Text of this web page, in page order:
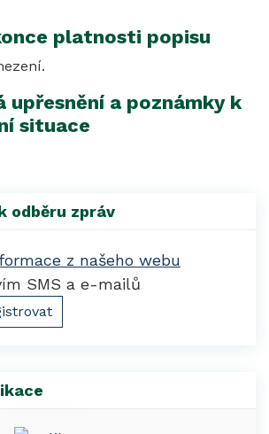
platnosti popisu
upřesnění a poznámky k
situace
odběru zpráv
z našeho webu
SMS a e-mailů